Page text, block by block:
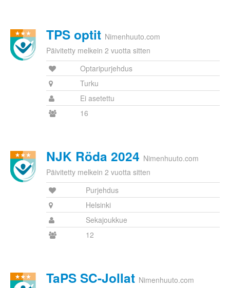
TPS optit Nimenhuuto.com
Päivitetty melkein 2 vuotta sitten
Optaripurjehdus
Turku
Ei asetettu
16
NJK Röda 2024 Nimenhuuto.com
Päivitetty melkein 2 vuotta sitten
Purjehdus
Helsinki
Sekajoukkue
12
TaPS SC-Jollat Nimenhuuto.com